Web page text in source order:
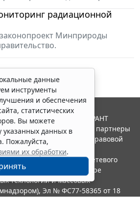
радиационной
Минприроды
данные
инструменты
и обеспечения
статистических
Вы можете
указанных данных в
Пожалуйста,
их обработки.
2026. Система ГАРАНТ
Компания "Гарант" и ее партнеры
Российской ассоциации правовой
в качестве сетевого
службой по надзору в сфере
технологий и массовых
Эл № ФС77-58365 от 18